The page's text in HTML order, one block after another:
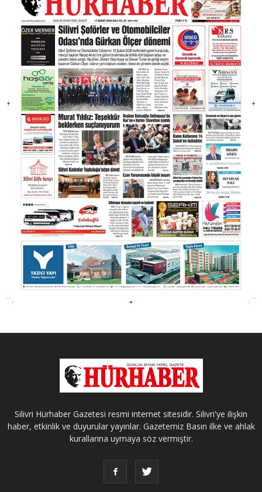
Silivri Hürhaber Gazetesi resmi internet sitesidir. Silivri'ye ilişkin
haber, etkinlik ve duyurular yayınlar. Gazetemiz Basın ilke ve ahlak
kurallarına uymaya söz vermiştir.